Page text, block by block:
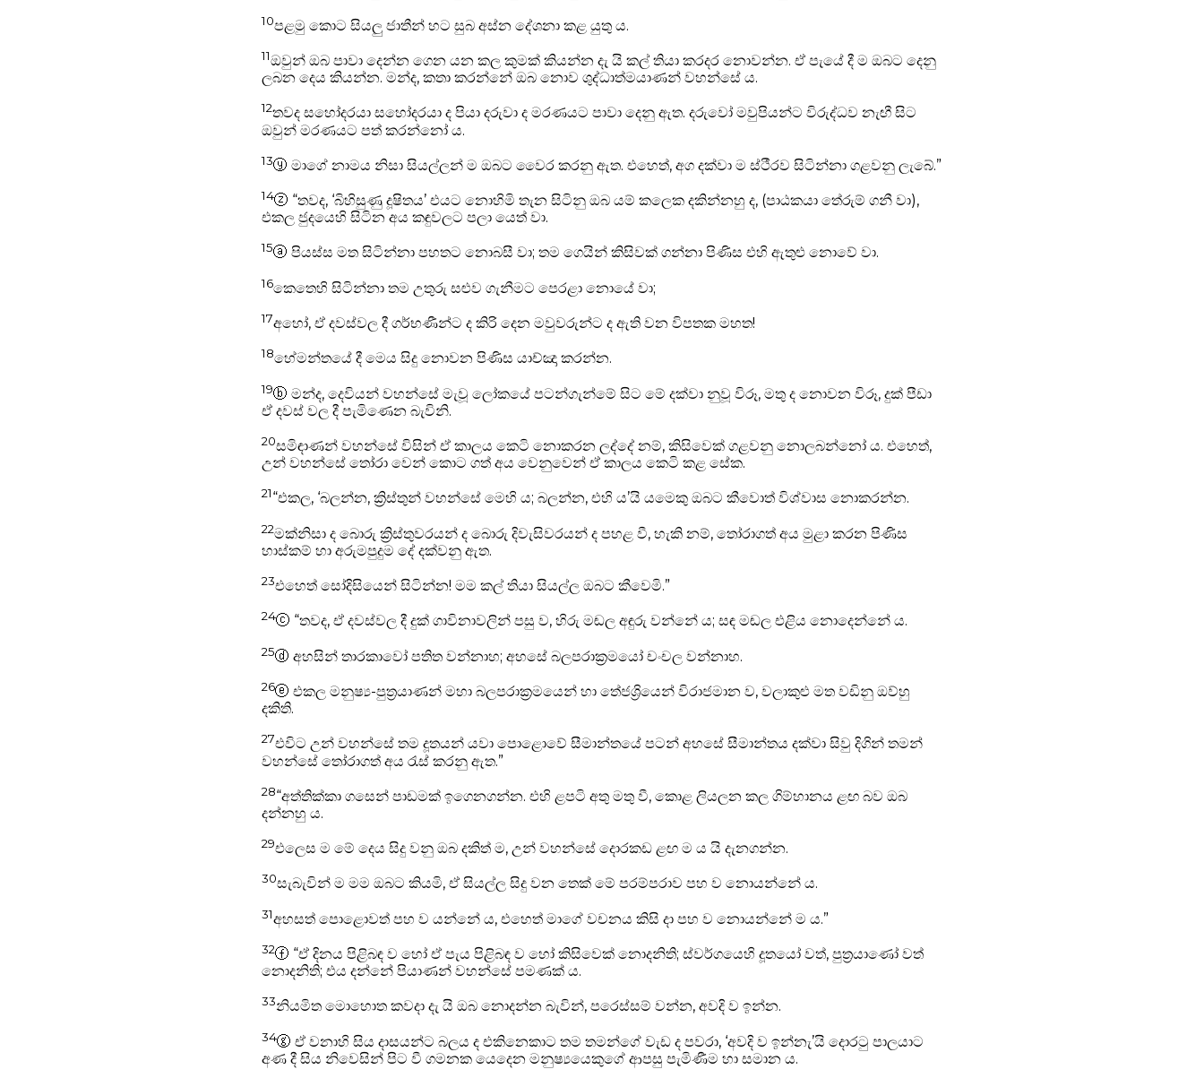
10පළමු කොට සියලු ජාතීන් හට සුබ අස්න දේශනා කළ යුතු ය.
11ඔවුන් ඔබ පාවා දෙන්න ගෙන යන කල කුමක් කියන්න දැ යි කල් තියා කරදර නොවන්න. ඒ පැයේ දී ම ඔබට දෙනු
ලබන දෙය කියන්න. මන්ද, කතා කරන්නේ ඔබ නොව ශුද්ධාත්මයාණන් වහන්සේ ය.
12තවද සහෝදරයා සහෝදරයා ද පියා දරුවා ද මරණයට පාවා දෙනු ඇත. දරුවෝ මවුපියන්ට විරුද්ධව නැඟී සිට
ඔවුන් මරණයට පත් කරන්නෝ ය.
13ⓨ මාගේ නාමය නිසා සියල්ලන් ම ඔබට වෛර කරනු ඇත. එහෙත්, අග දක්වා ම ස්ථීරව සිටින්නා ගළවනු ලැබේ.”
14ⓩ “තවද, ‘බිහිසුණු දූෂිතය’ එයට නොහිමි තැන සිටිනු ඔබ යම් කලෙක දකින්නහු ද, (පාඨකයා තේරුම් ගනී වා),
එකල ජුදයෙහි සිටින අය කඳුවලට පලා යෙත් වා.
15ⓐ පියස්ස මත සිටින්නා පහතට නොබසී වා; තම ගෙයින් කිසිවක් ගන්නා පිණිස එහි ඇතුළු නොවේ වා.
16කෙතෙහි සිටින්නා තම උතුරු සළුව ගැනීමට පෙරළා නොයේ වා;
17අහෝ, ඒ දවස්වල දී ගර්භණීන්ට ද කිරි දෙන මවුවරුන්ට ද ඇති වන විපතක මහත!
18හේමන්තයේ දී මෙය සිදු නොවන පිණිස යාච්ඤා කරන්න.
19ⓑ මන්ද, දෙවියන් වහන්සේ මැවූ ලෝකයේ පටන්ගැන්මේ සිට මේ දක්වා නුවූ විරූ, මතු ද නොවන විරූ, දුක් පීඩා
ඒ දවස් වල දී පැමිණෙන බැවිනි.
20සමිඳාණන් වහන්සේ විසින් ඒ කාලය කෙටි නොකරන ලද්දේ නම්, කිසිවෙක් ගළවනු නොලබන්නෝ ය. එහෙත්,
උන් වහන්සේ තෝරා වෙන් කොට ගත් අය වෙනුවෙන් ඒ කාලය කෙටි කළ සේක.
21“එකල, ‘බලන්න, ක්‍රිස්තුන් වහන්සේ මෙහි ය; බලන්න, එහි ය’යි යමෙකු ඔබට කීවොත් විශ්වාස නොකරන්න.
22මක්නිසා ද බොරු ක්‍රිස්තුවරයන් ද බොරු දිවැසිවරයන් ද පහළ වී, හැකි නම්, තෝරාගත් අය මුළා කරන පිණිස
හාස්කම් හා අරුමපුදුම දේ දක්වනු ඇත.
23එහෙත් සෝදිසියෙන් සිටින්න! මම කල් තියා සියල්ල ඔබට කීවෙමි.”
24ⓒ “තවද, ඒ දවස්වල දී දුක් ගාවිනාවලින් පසු ව, හිරු මඬල අඳුරු වන්නේ ය; සඳ මඬල එළිය නොදෙන්නේ ය.
25ⓓ අහසින් තාරකාවෝ පතිත වන්නාහ; අහසේ බලපරාක්‍රමයෝ චංචල වන්නාහ.
26ⓔ එකල මනුෂ්‍ය-පුත්‍රයාණන් මහා බලපරාක්‍රමයෙන් හා තේජශ්‍රියෙන් විරාජමාන ව, වලාකුළු මත වඩිනු ඔව්හු
දකිති.
27එවිට උන් වහන්සේ තම දූතයන් යවා පොළොවේ සීමාන්තයේ පටන් අහසේ සීමාන්තය දක්වා සිවු දිගින් තමන්
වහන්සේ තෝරාගත් අය රැස් කරනු ඇත.”
28“අත්තික්කා ගසෙන් පාඩමක් ඉගෙනගන්න. එහි ළපටි අතු මතු වී, කොළ ලියලන කල ගිම්හානය ළඟ බව ඔබ
දන්නහු ය.
29එලෙස ම මේ දෙය සිදු වනු ඔබ දකිත් ම, උන් වහන්සේ දොරකඩ ළඟ ම ය යි දැනගන්න.
30සැබැවින් ම මම ඔබට කියමි, ඒ සියල්ල සිදු වන තෙක් මේ පරම්පරාව පහ ව නොයන්නේ ය.
31අහසත් පොළොවත් පහ ව යන්නේ ය, එහෙත් මාගේ වචනය කිසි දා පහ ව නොයන්නේ ම ය.”
32ⓕ “ඒ දිනය පිළිබඳ ව හෝ ඒ පැය පිළිබඳ ව හෝ කිසිවෙක් නොදනිති; ස්වර්ගයෙහි දූතයෝ වත්, පුත්‍රයාණෝ වත්
නොදනිති; එය දන්නේ පියාණන් වහන්සේ පමණක් ය.
33නියමිත මොහොත කවදා දැ යි ඔබ නොදන්න බැවින්, පරෙස්සම් වන්න, අවදි ව ඉන්න.
34ⓖ ඒ වනාහි සිය දාසයන්ට බලය ද එකිනෙකාට තම තමන්ගේ වැඩ ද පවරා, ‘අවදි ව ඉන්නැ’යි දොරටු පාලයාට
අණ දී සිය නිවෙසින් පිට වී ගමනක යෙදෙන මනුෂ්‍යයෙකුගේ ආපසු පැමිණීම හා සමාන ය.